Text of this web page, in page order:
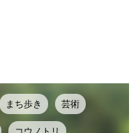
まち歩き 芸術